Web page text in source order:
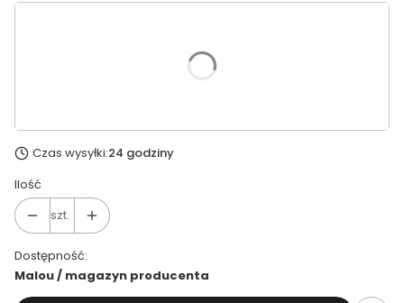
Rozmiar biustonosza UK / EU
Czas wysyłki:24 godziny
Ilość
szt.
Dostępność:
Malou / magazyn producenta